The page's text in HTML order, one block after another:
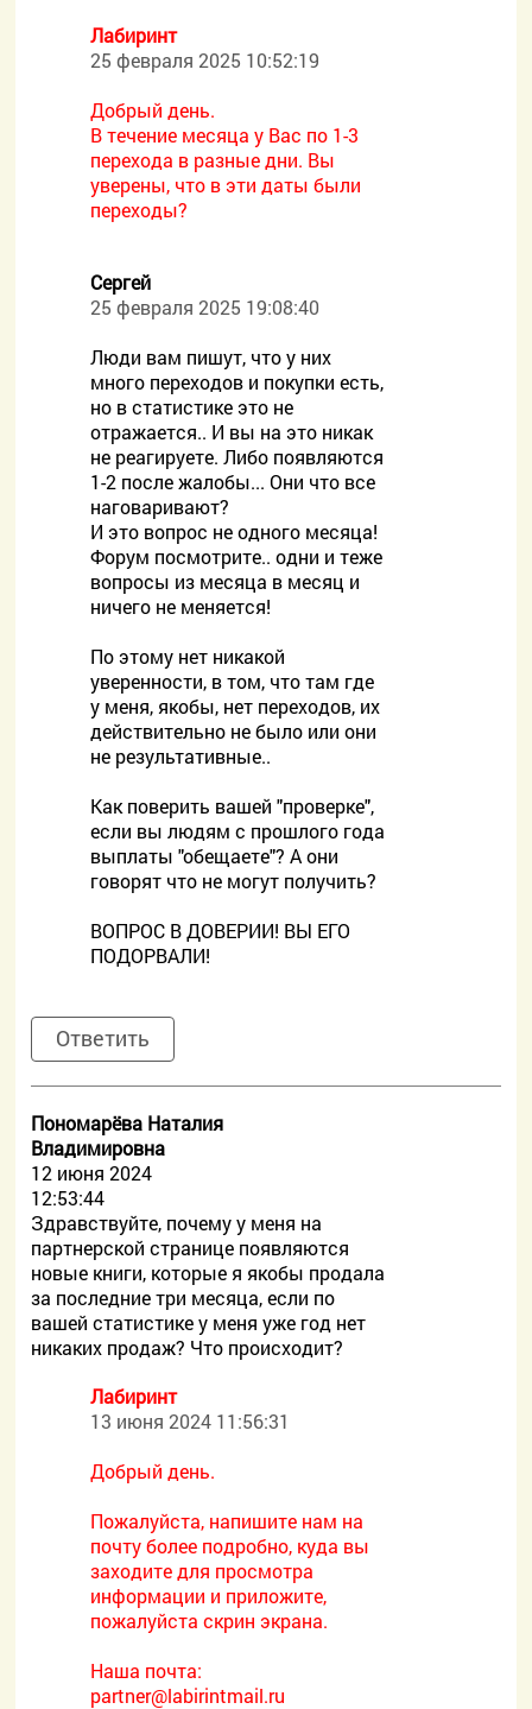
Лабиринт
25 февраля 2025 10:52:19
Добрый день.
В течение месяца у Вас по 1-3
перехода в разные дни. Вы
уверены, что в эти даты были
переходы?
Сергей
25 февраля 2025 19:08:40
Люди вам пишут, что у них
много переходов и покупки есть,
но в статистике это не
отражается.. И вы на это никак
не реагируете. Либо появляются
1-2 после жалобы... Они что все
наговаривают?
И это вопрос не одного месяца!
Форум посмотрите.. одни и теже
вопросы из месяца в месяц и
ничего не меняется!
По этому нет никакой
уверенности, в том, что там где
у меня, якобы, нет переходов, их
действительно не было или они
не результативные..
Как поверить вашей "проверке",
если вы людям с прошлого года
выплаты "обещаете"? А они
говорят что не могут получить?
ВОПРОС В ДОВЕРИИ! ВЫ ЕГО
ПОДОРВАЛИ!
Ответить
Пономарёва Наталия
Владимировна
12 июня 2024
12:53:44
Здравствуйте, почему у меня на
партнерской странице появляются
новые книги, которые я якобы продала
за последние три месяца, если по
вашей статистике у меня уже год нет
никаких продаж? Что происходит?
Лабиринт
13 июня 2024 11:56:31
Добрый день.
Пожалуйста, напишите нам на
почту более подробно, куда вы
заходите для просмотра
информации и приложите,
пожалуйста скрин экрана.
Наша почта:
partner@labirintmail.ru